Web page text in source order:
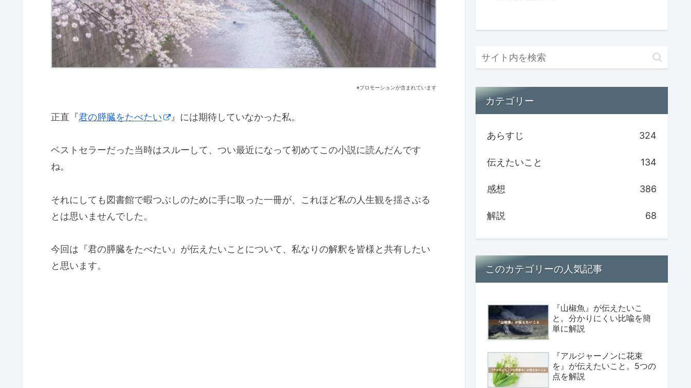
※プロモーションが含まれています
正直『君の膵臓をたべたい 』には期待していなかった私。
ベストセラーだった当時はスルーして、つい最近になって初めてこの小説に読んだんです
ね。
それにしても図書館で暇つぶしのために手に取った一冊が、これほど私の人生観を揺さぶる
とは思いませんでした。
今回は『君の膵臓をたべたい』が伝えたいことについて、私なりの解釈を皆様と共有したい
と思います。
カテゴリー
あらすじ 324
伝えたいこと 134
感想 386
解説 68
このカテゴリーの人気記事
『山椒魚』が伝えたいこ
と。分かりにくい比喩を簡
単に解説
『アルジャーノンに花束
を』が伝えたいこと。5つの
点を解説